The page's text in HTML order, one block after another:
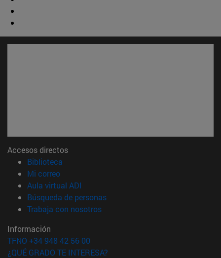
Accesos directos
Biblioteca
Mi correo(abre en nueva ventana)
Aula virtual ADI
Búsqueda de personas(abre en nueva ventana)
Trabaja con nosotros(abre en nueva ventana)
Información
TFNO +34 948 42 56 00
¿QUÉ GRADO TE INTERESA?